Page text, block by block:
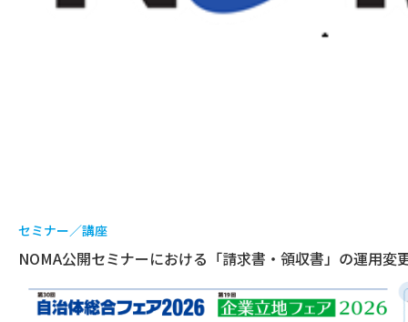
セミナー／講座
NOMA公開セミナーにおける「請求書・領収書」の運用変